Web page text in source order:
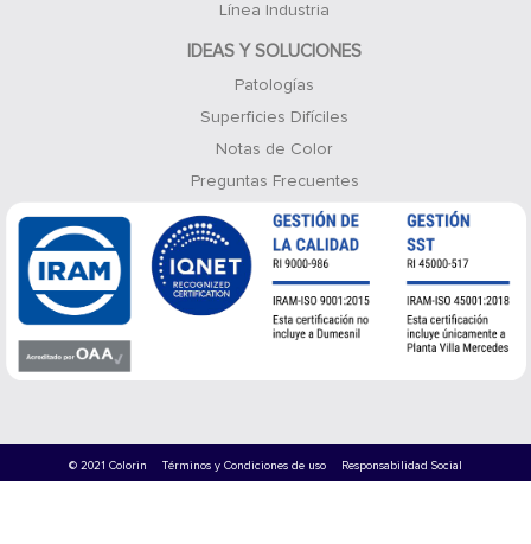
Línea Industria
IDEAS Y SOLUCIONES
Patologías
Superficies Difíciles
Notas de Color
Preguntas Frecuentes
© 2021 Colorin Términos y Condiciones de uso Responsabilidad Social